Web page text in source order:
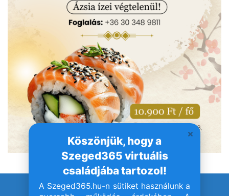
Köszönjük, hogy a
Szeged365 virtuális
családjába tartozol!
A Szeged365.hu-n sütiket használunk a
© Szeged365.hu I Minden jog fenntartva!